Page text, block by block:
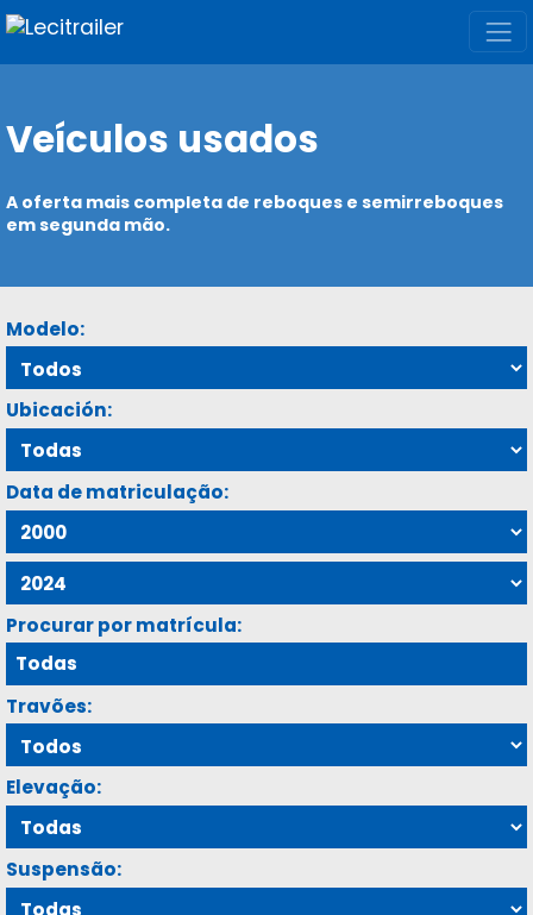
Veículos usados
A oferta mais completa de reboques e semirreboques
em segunda mão.
Modelo:
Ubicación:
Data de matriculação:
Procurar por matrícula:
Travões:
Elevação:
Suspensão: